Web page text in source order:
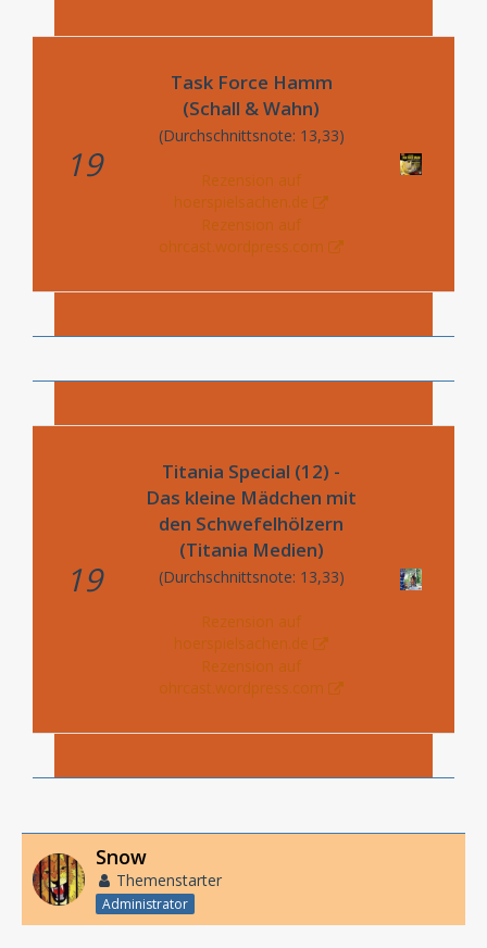
19
Task Force Hamm
(Schall & Wahn)
(Durchschnittsnote: 13,33)
Rezension auf
hoerspielsachen.de
Rezension auf
ohrcast.wordpress.com
19
Titania Special (12) -
Das kleine Mädchen mit
den Schwefelhölzern
(Titania Medien)
(Durchschnittsnote: 13,33)
Rezension auf
hoerspielsachen.de
Rezension auf
ohrcast.wordpress.com
Snow
Themenstarter
Administrator